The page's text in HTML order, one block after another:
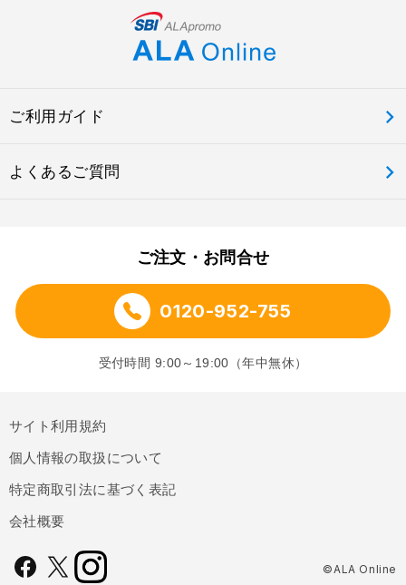
ご利用ガイド
よくあるご質問
ご注文・お問合せ
0120-952-755
受付時間 9:00～19:00（年中無休）
サイト利用規約
個人情報の取扱について
特定商取引法に基づく表記
会社概要
©ALA Online